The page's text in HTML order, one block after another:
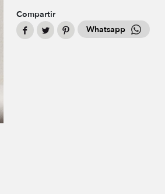
Compartir
Whatsapp